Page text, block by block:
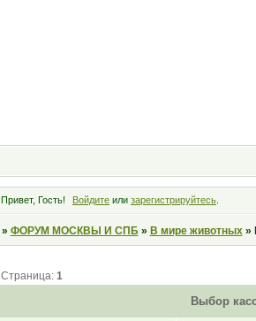
Привет, Гость! Войдите или зарегистрируйтесь.
» ФОРУМ МОСКВЫ И СПБ » В мире животных »
Выбор
Страница: 1